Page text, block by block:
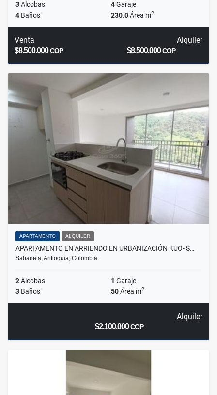
3Alcobas 4Garaje
4 Baños 230.0Área m2
Venta
$8.500.000COP
Alquiler
$8.500.000COP
APARTAMENTO ALQUILER
APARTAMENTO EN ARRIENDO EN URBANIZACIÓN KUO- S…
Sabaneta, Antioquia, Colombia
2Alcobas 1 Garaje
3 Baños 50Área m2
Alquiler
$2.100.000COP